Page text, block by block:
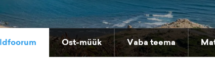
Ost-müük Vaba teema